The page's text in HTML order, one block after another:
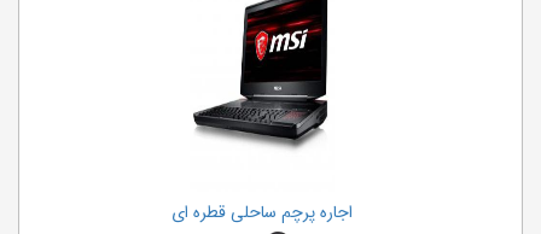
اجاره پرچم ساحلی قطره ای